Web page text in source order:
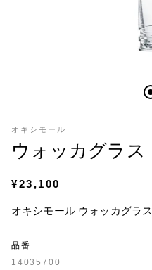
オキシモール
ウォッカグラス
¥23,100
オキシモール ウォッカグラス
品番
14035700